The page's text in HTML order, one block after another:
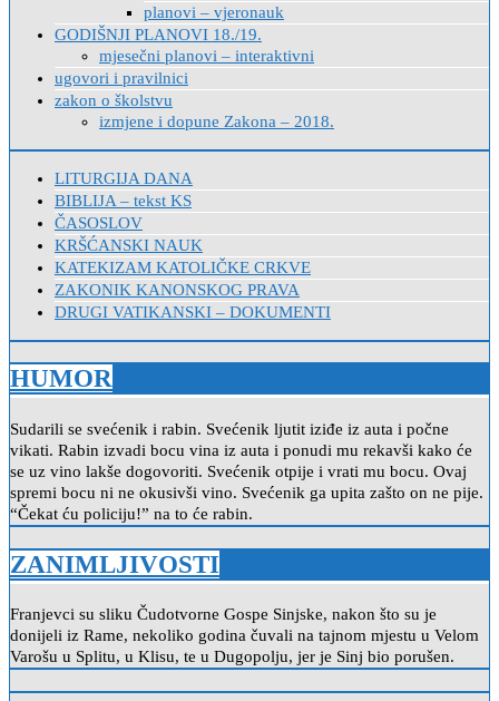
planovi – vjeronauk
GODIŠNJI PLANOVI 18./19.
mjesečni planovi – interaktivni
ugovori i pravilnici
zakon o školstvu
izmjene i dopune Zakona – 2018.
LITURGIJA DANA
BIBLIJA – tekst KS
ČASOSLOV
KRŠĆANSKI NAUK
KATEKIZAM KATOLIČKE CRKVE
ZAKONIK KANONSKOG PRAVA
DRUGI VATIKANSKI – DOKUMENTI
HUMOR
Sudarili se svećenik i rabin. Svećenik ljutit iziđe iz auta i počne
vikati. Rabin izvadi bocu vina iz auta i ponudi mu rekavši kako će
se uz vino lakše dogovoriti. Svećenik otpije i vrati mu bocu. Ovaj
spremi bocu ni ne okusivši vino. Svećenik ga upita zašto on ne pije.
“Čekat ću policiju!” na to će rabin.
ZANIMLJIVOSTI
Franjevci su sliku Čudotvorne Gospe Sinjske, nakon što su je
donijeli iz Rame, nekoliko godina čuvali na tajnom mjestu u Velom
Varošu u Splitu, u Klisu, te u Dugopolju, jer je Sinj bio porušen.